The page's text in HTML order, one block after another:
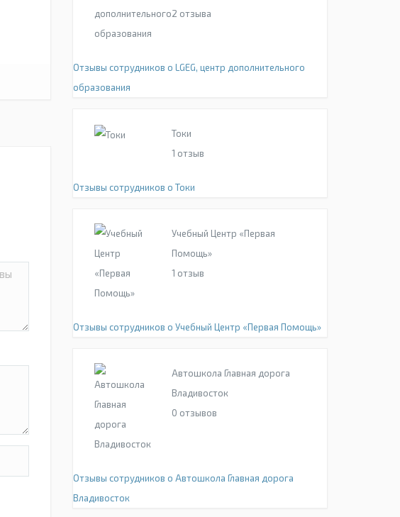
2 отзыва
Отзывы сотрудников о LGEG, центр дополнительного
образования
Токи
1 отзыв
Отзывы сотрудников о Токи
Учебный Центр «Первая
Помощь»
1 отзыв
Отзывы сотрудников о Учебный Центр «Первая Помощь»
Автошкола Главная дорога
Владивосток
0 отзывов
Отзывы сотрудников о Автошкола Главная дорога
Владивосток